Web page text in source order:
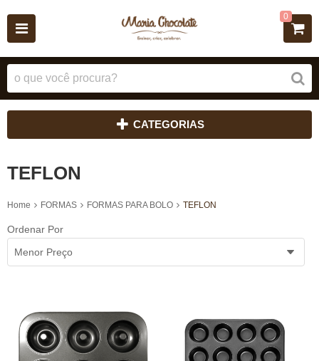
0
CATEGORIAS
TEFLON
Home FORMAS FORMAS PARA BOLO TEFLON
Ordenar Por
Menor Preço